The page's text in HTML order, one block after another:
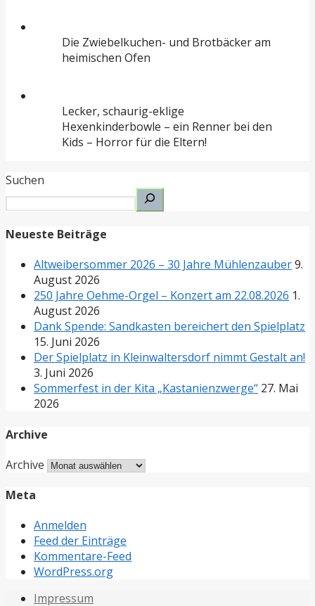
Die Zwiebelkuchen- und Brotbäcker am
heimischen Ofen
Lecker, schaurig-eklige
Hexenkinderbowle – ein Renner bei den
Kids – Horror für die Eltern!
Suchen
Neueste Beiträge
Altweibersommer 2026 – 30 Jahre Mühlenzauber9.
August 2026
250 Jahre Oehme-Orgel – Konzert am 22.08.2026 1.
August 2026
Dank Spende: Sandkasten bereichert den Spielplatz
15. Juni 2026
Der Spielplatz in Kleinwaltersdorf nimmt Gestalt an!
3. Juni 2026
Sommerfest in der Kita „Kastanienzwerge“ 27. Mai
2026
Archive
Archive
Meta
Anmelden
Feed der Einträge
Kommentare-Feed
WordPress.org
Impressum